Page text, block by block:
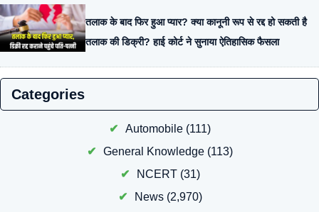
तलाक के बाद फिर हुआ प्यार? क्या कानूनी रूप से रद्द हो सकती है
तलाक की डिक्री? हाई कोर्ट ने सुनाया ऐतिहासिक फैसला
Categories
Automobile (111)
General Knowledge (113)
NCERT(31)
News(2,970)